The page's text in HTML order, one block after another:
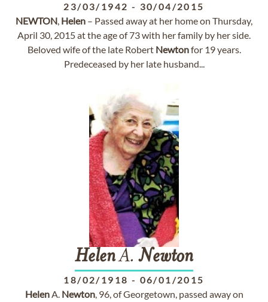
23/03/1942 - 30/04/2015
NEWTON, Helen – Passed away at her home on Thursday,
April 30, 2015 at the age of 73 with her family by her side.
Beloved wife of the late Robert Newtonfor 19 years.
Predeceased by her late husband...
HelenA.Newton
18/02/1918 - 06/01/2015
HelenA. Newton, 96, of Georgetown, passed away on